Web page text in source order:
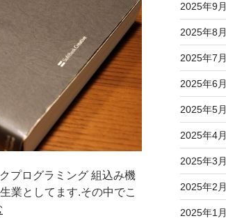
プログラミング 組込み機
業としてます.その中でこ
2025年9月
2025年8月
2025年7月
2025年6月
2025年5月
2025年4月
2025年3月
2025年2月
2025年1月